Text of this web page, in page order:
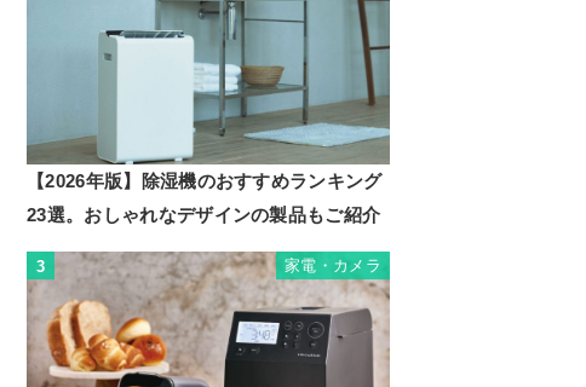
【2026年版】除湿機のおすすめランキング
23選。おしゃれなデザインの製品もご紹介
3 家電・カメラ